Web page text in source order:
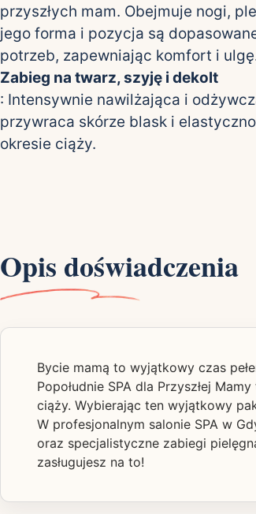
przyszłych mam. Obejmuje nogi,
jego forma i pozycja są
potrzeb, zapewniając komfort i
Zabieg na twarz, szyję i dekolt
: Intensywnie nawilżająca i
przywraca skórze blask i
okresie ciąży.
Opis doświadczenia
Bycie mamą to wyjątkowy czas
Popołudnie SPA dla Przyszłej
ciąży. Wybierając ten wyjątkowy
W profesjonalnym salonie SPA w
oraz specjalistyczne zabiegi
zasługujesz na to!